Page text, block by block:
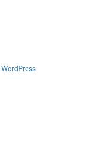
WordPress